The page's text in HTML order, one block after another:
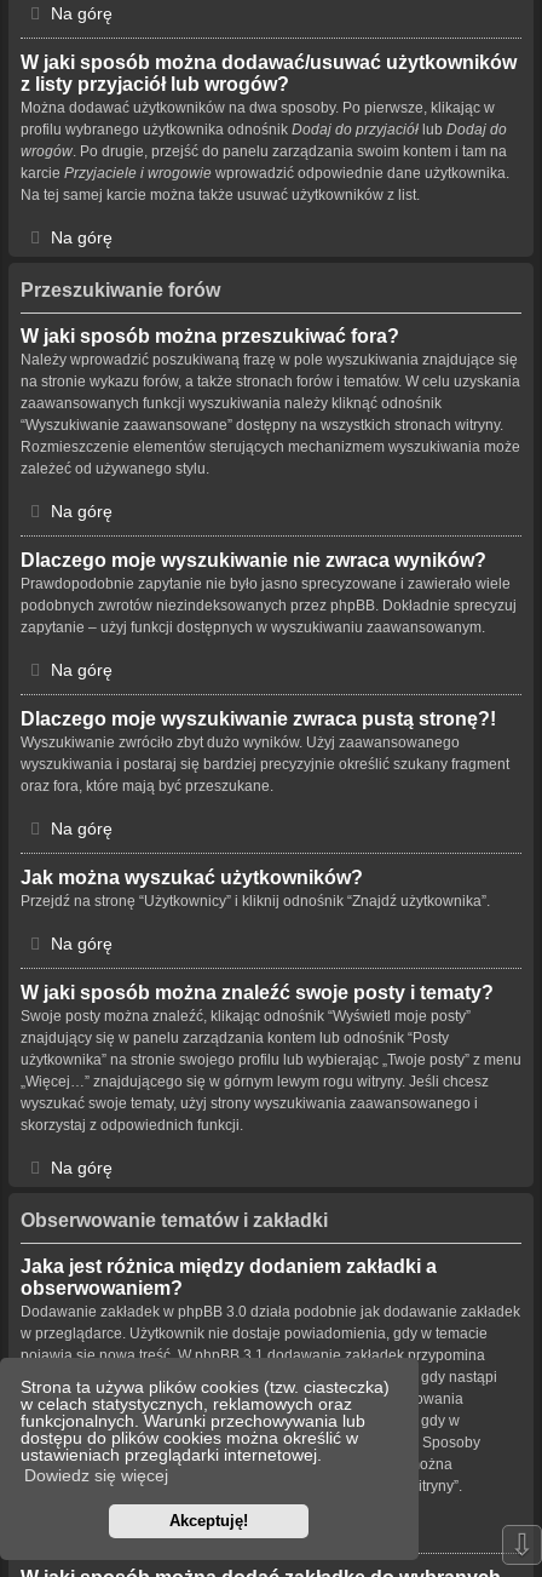
Strona ta używa plików cookies (tzw. ciasteczka)
w celach statystycznych, reklamowych oraz
funkcjonalnych. Warunki przechowywania lub
dostępu do plików cookies można określić w
ustawieniach przeglądarki internetowej.
Dowiedz się więcej
Akceptuję!
Na górę
W jaki sposób można dodawać/usuwać użytkowników
z listy przyjaciół lub wrogów?
Można dodawać użytkowników na dwa sposoby. Po pierwsze, klikając w
profilu wybranego użytkownika odnośnik Dodaj do przyjaciół lub Dodaj do
wrogów . Po drugie, przejść do panelu zarządzania swoim kontem i tam na
karcie Przyjaciele i wrogowie wprowadzić odpowiednie dane użytkownika.
Na tej samej karcie można także usuwać użytkowników z list.
Na górę
Przeszukiwanie forów
W jaki sposób można przeszukiwać fora?
Należy wprowadzić poszukiwaną frazę w pole wyszukiwania znajdujące się
na stronie wykazu forów, a także stronach forów i tematów. W celu uzyskania
zaawansowanych funkcji wyszukiwania należy kliknąć odnośnik
“Wyszukiwanie zaawansowane” dostępny na wszystkich stronach witryny.
Rozmieszczenie elementów sterujących mechanizmem wyszukiwania może
zależeć od używanego stylu.
Na górę
Dlaczego moje wyszukiwanie nie zwraca wyników?
Prawdopodobnie zapytanie nie było jasno sprecyzowane i zawierało wiele
podobnych zwrotów niezindeksowanych przez phpBB. Dokładnie sprecyzuj
zapytanie – użyj funkcji dostępnych w wyszukiwaniu zaawansowanym.
Na górę
Dlaczego moje wyszukiwanie zwraca pustą stronę?!
Wyszukiwanie zwróciło zbyt dużo wyników. Użyj zaawansowanego
wyszukiwania i postaraj się bardziej precyzyjnie określić szukany fragment
oraz fora, które mają być przeszukane.
Na górę
Jak można wyszukać użytkowników?
Przejdź na stronę “Użytkownicy” i kliknij odnośnik “Znajdź użytkownika”.
Na górę
W jaki sposób można znaleźć swoje posty i tematy?
Swoje posty można znaleźć, klikając odnośnik “Wyświetl moje posty”
znajdujący się w panelu zarządzania kontem lub odnośnik “Posty
użytkownika” na stronie swojego profilu lub wybierając „Twoje posty” z menu
„Więcej…” znajdującego się w górnym lewym rogu witryny. Jeśli chcesz
wyszukać swoje tematy, użyj strony wyszukiwania zaawansowanego i
skorzystaj z odpowiednich funkcji.
Na górę
Obserwowanie tematów i zakładki
Jaka jest różnica między dodaniem zakładki a
obserwowaniem?
Dodawanie zakładek w phpBB 3.0 działa podobnie jak dodawanie zakładek
w przeglądarce. Użytkownik nie dostaje powiadomienia, gdy w temacie
pojawia się nowa treść. W phpBB 3.1 dodawanie zakładek przypomina
obserwowanie tematu. Użytkownik może być powiadamiany, gdy nastąpi
aktualizacja tematu oznaczonego zakładką. Funkcja obserwowania
powiadamia użytkownika – w wybrany przez niego sposób – gdy w
obserwowanym temacie bądź forum pojawiła się nowa treść. Sposoby
powiadamiania dla zakładek i obserwowanych elementów można
konfigurować w panelu użytkownika na karcie „Ustawienia witryny”.
⇩